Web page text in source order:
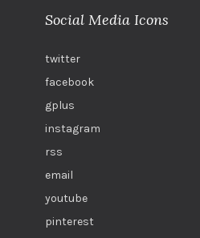
Social Media Icons
twitter
facebook
gplus
instagram
rss
email
youtube
pinterest